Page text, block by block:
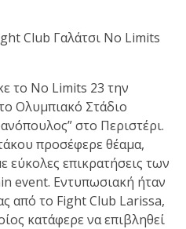
το No Limits 23 την
Ολυμπιακό Στάδιο
στο Περιστέρι.
προσέφερε θέαμα,
εύκολες επικρατήσεις των
event. Εντυπωσιακή ήταν
από το Fight Club Larissa,
κατάφερε να επιβληθεί